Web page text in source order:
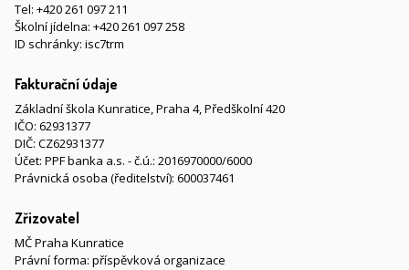
Tel: +420 261 097 211
Školní jídelna: +420 261 097 258
ID schránky: isc7trm
Fakturační údaje
Základní škola Kunratice, Praha 4, Předškolní 420
IČO: 62931377
DIČ: CZ62931377
Účet: PPF banka a.s. - č.ú.: 2016970000/6000
Právnická osoba (ředitelství): 600037461
Zřizovatel
MČ Praha Kunratice
Právní forma: příspěvková organizace